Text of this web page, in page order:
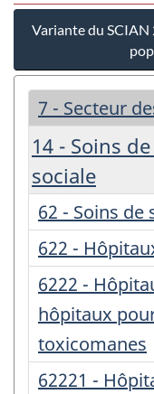
Variante du
7 - Secteur
14 - Soins
sociale
62 - Soins de
622 -
6222 -
hôpitaux
toxicomanes
62221 -